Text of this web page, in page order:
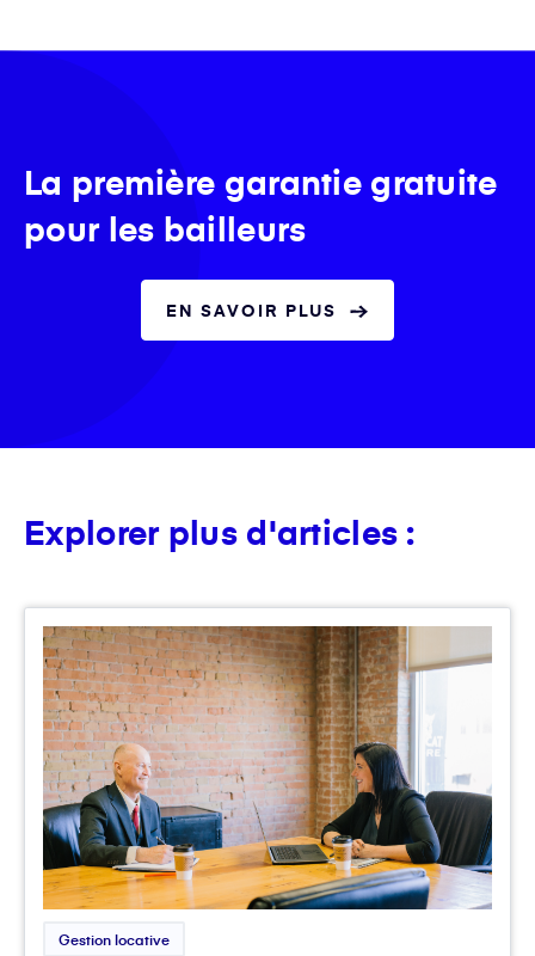
La première garantie gratuite
pour les bailleurs
EN SAVOIR PLUS
Explorer plus d'articles :
Gestion locative